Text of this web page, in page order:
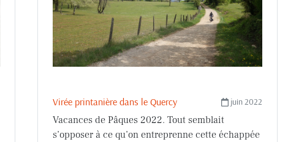
juin 2022
Virée printanière dans le Quercy
Vacances de Pâques 2022. Tout semblait
s’opposer à ce qu’on entreprenne cette échappée